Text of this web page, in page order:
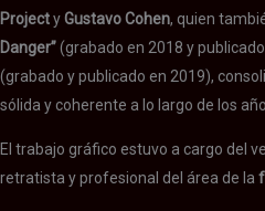
ProjectyGustavo Cohen, quien
Danger”(grabado en 2018 y
(grabado y publicado en 2019),
sólida y coherente a lo largo de los
El trabajo gráfico estuvo a cargo del
retratista y profesional del área de la